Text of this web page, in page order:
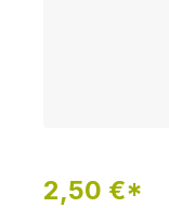
2,50 €*